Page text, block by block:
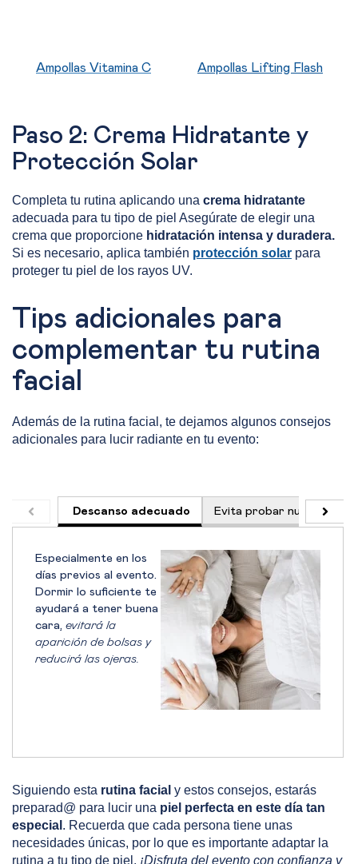
Ampollas Vitamina C Ampollas Lifting Flash
Paso 2: Crema Hidratante y
Protección Solar
Completa tu rutina aplicando una crema hidratante
adecuada para tu tipo de piel Asegúrate de elegir una
crema que proporcione hidratación intensa y duradera.
Si es necesario, aplica también protección solar para
proteger tu piel de los rayos UV.
Tips adicionales para
complementar tu rutina
facial
Además de la rutina facial, te dejamos algunos consejos
adicionales para lucir radiante en tu evento:
Descanso adecuado Evita probar nuevos
Especialmente en los
días previos al evento.
Dormir lo suficiente te
ayudará a tener buena
cara, evitará la
aparición de bolsas y
reducirá las ojeras.
Siguiendo esta rutina facial y estos consejos, estarás
preparad@ para lucir una piel perfecta en este día tan
especial . Recuerda que cada persona tiene unas
necesidades únicas, por lo que es importante adaptar la
rutina a tu tipo de piel. ¡Disfruta del evento con confianza y